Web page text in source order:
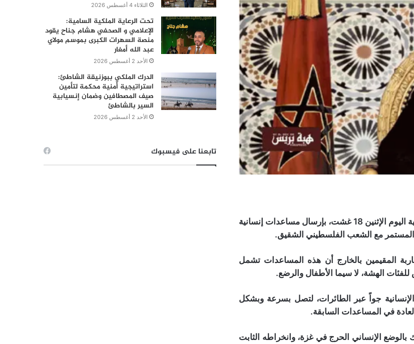
أصدر الملك محمد السادس، رئيس لجنة القدس، تعليماته السامية اليوم الإثنين 18 غشت، بإرسال مساعدات إنسانية
المستمر مع الشعب الفلسطيني الشقيق.
المقيمين بالخارج أن هذه المساعدات تشمل
جواً عبر الطائرات، لتصل بسرعة وبشكل
في المساعدات السابقة.
بالوضع الإنساني الحرج في غزة، وانخراطه الثابت
الثلاثاء 4 أغسطس 2026
تحت الرعاية الملكية السامية:
الإعلامي و الصحفي هشام جناح يقود
منصة السهرات الكبرى بموسم مولاي
عبد الله أمغار
الأحد 2 أغسطس 2026
الدرك الملكي ببوزنيقة الشاطئ:
استراتيجية أمنية محكمة لتأمين
صيف المصطافين وضمان إنسيابية
السير بالشاطئ
الأحد 2 أغسطس 2026
تابعنا على فيسبوك